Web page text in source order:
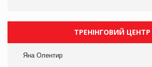
ТРЕНІНГОВИЙ ЦЕНТР
Яна Олентир